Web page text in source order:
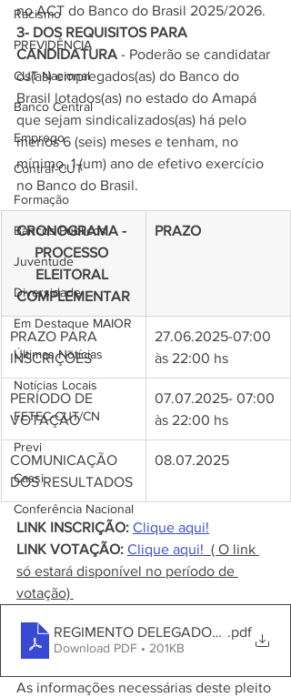
Racismo
PREVIDÊNCIA
CUT Nacional
Banco Central
Emprego
Contraf-CUT
Formação
Bancos Públicos
Juventude
Diversidade
Em Destaque MAIOR
Últimas Notícias
Notícias Locais
FETEC-CUT/CN
Previ
Cassi
Conferência Nacional
no ACT do Banco do Brasil 2025/2026.
3- DOS REQUISITOS PARA
CANDIDATURA - Poderão se candidatar
os(as) empregados(as) do Banco do
Brasil lotados(as) no estado do Amapá
que sejam sindicalizados(as) há pelo
menos 6 (seis) meses e tenham, no
mínimo, 1 (um) ano de efetivo exercício
no Banco do Brasil.
CRONOGRAMA -
PROCESSO
ELEITORAL
COMPLEMENTAR
PRAZO
PRAZO PARA
INSCRIÇÕES
27.06.2025-07:00
às 22:00 hs
PERÍODO DE
VOTAÇÃO
07.07.2025- 07:00
às 22:00 hs
COMUNICAÇÃO
DOS RESULTADOS
08.07.2025
LINK INSCRIÇÃO: Clique aqui!
LINK VOTAÇÃO: Clique aqui!
  ( O link
só estará disponível no período de
votação)
REGIMENTO DELEGADOS .pdf
Download PDF • 201KB
As informações necessárias deste pleito